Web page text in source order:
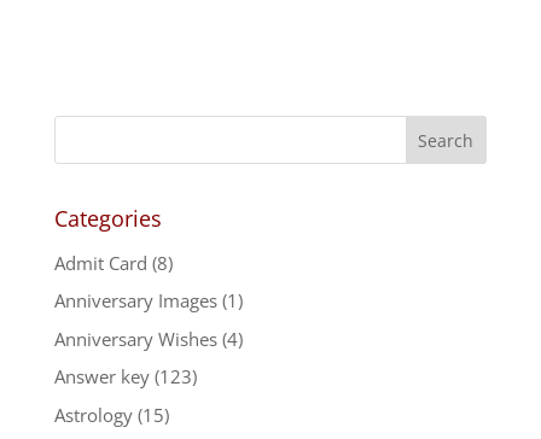
Categories
Admit Card (8)
Anniversary Images(1)
Anniversary Wishes(4)
Answer key(123)
Astrology(15)